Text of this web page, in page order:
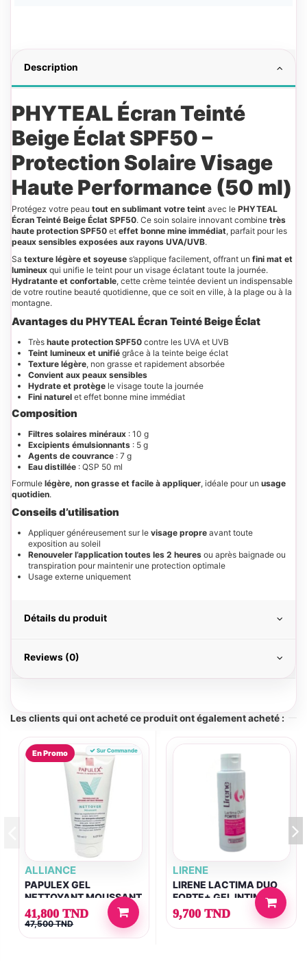
Description
PHYTEAL Écran Teinté
Beige Éclat SPF50 –
Protection Solaire Visage
Haute Performance (50 ml)
Protégez votre peau tout en sublimant votre teint avec le PHYTEAL
Écran Teinté Beige Éclat SPF50. Ce soin solaire innovant combine très
haute protection SPF50 et effet bonne mine immédiat, parfait pour les
peaux sensibles exposées aux rayons UVA/UVB.
Sa texture légère et soyeuse s’applique facilement, offrant un fini mat et
lumineux qui unifie le teint pour un visage éclatant toute la journée.
Hydratante et confortable, cette crème teintée devient un indispensable
de votre routine beauté quotidienne, que ce soit en ville, à la plage ou à la
montagne.
Avantages du PHYTEAL Écran Teinté Beige Éclat
Très haute protection SPF50 contre les UVA et UVB
Teint lumineux et unifié grâce à la teinte beige éclat
Texture légère, non grasse et rapidement absorbée
Convient aux peaux sensibles
Hydrate et protège le visage toute la journée
Fini naturel et effet bonne mine immédiat
Composition
Filtres solaires minéraux : 10 g
Excipients émulsionnants : 5 g
Agents de couvrance : 7 g
Eau distillée : QSP 50 ml
Formule légère, non grasse et facile à appliquer, idéale pour un usage
quotidien.
Conseils d’utilisation
Appliquer généreusement sur le visage propre avant toute
exposition au soleil
Renouveler l’application toutes les 2 heures ou après baignade ou
transpiration pour maintenir une protection optimale
Usage externe uniquement
Détails du produit
Reviews (0)
Les clients qui ont acheté ce produit ont également acheté :
En Promo Sur Commande
ALLIANCE
PAPULEX GEL
NETTOYANT MOUSSANT
150ML
41,800 TND
47,500 TND
LIRENE
LIRENE LACTIMA DUO
FORTE+ GEL INTIME
100ML
9,700 TND